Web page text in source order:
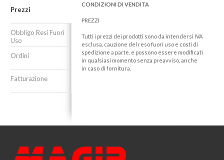
Prezzi
Obbligo Resi Fuori
Uso
Ordini
Fatturazione
CONDIZIONI DI VENDITA
PREZZI
Tutti i prezzi dei prodotti sono da intendersi IVA
esclusa, cauzione del reso fuori uso e costi di
spedizione a parte, e possono essere modificati
in qualsiasi momento senza preavviso, anche
in caso di fornitura.